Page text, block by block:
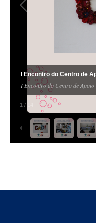
1 /
I Encontro do Centro de
I Encontro do Centro de